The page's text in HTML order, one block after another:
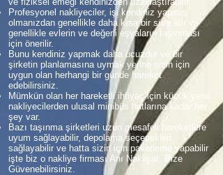
Profesyonel nakliyeciler, işi kendiniz yapmış
olmanızdan genellikle daha kısa bir süre alır ve
genellikle evlerin ve değerli eşyaların taşınması
için önerilir.
Bunu kendiniz yapmak daha ucuzdur ve bir
şirketin planlamasına uymak yerine sizin için
uygun olan herhangi bir günde hareket
edebilirsiniz.
Mümkün olan her hareketli ihtiyaç için küçük yerel
nakliyecilerden ulusal minibüs hatlarına kadar her
şey var.
Bazı taşınma şirketleri uzun mesafeli hareketlere
uyum sağlayabilir, depolama seçenekleri
sağlayabilir ve hatta sizin için paketleme yapabilir
işte biz o nakliye firması Anı Nakliyat. Bize
Güvenebilirsiniz.